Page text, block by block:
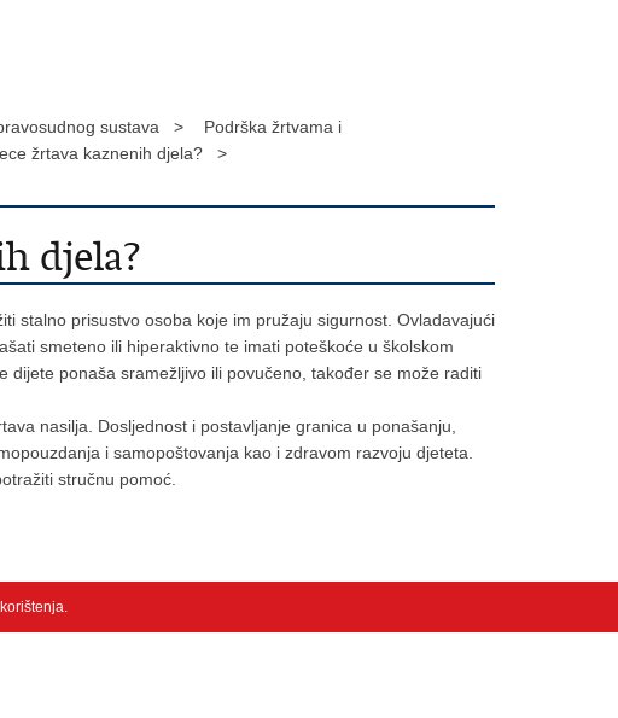
sustava >
Podrška žrtvama i
žrtava kaznenih djela? >
djela?
stalno prisustvo osoba koje im pružaju sigurnost. Ovladavajući
smeteno ili hiperaktivno te imati poteškoće u školskom
dijete ponaša sramežljivo ili povučeno, također se može raditi
nasilja. Dosljednost i postavljanje granica u ponašanju,
i samopoštovanja kao i zdravom razvoju djeteta.
stručnu pomoć.
.